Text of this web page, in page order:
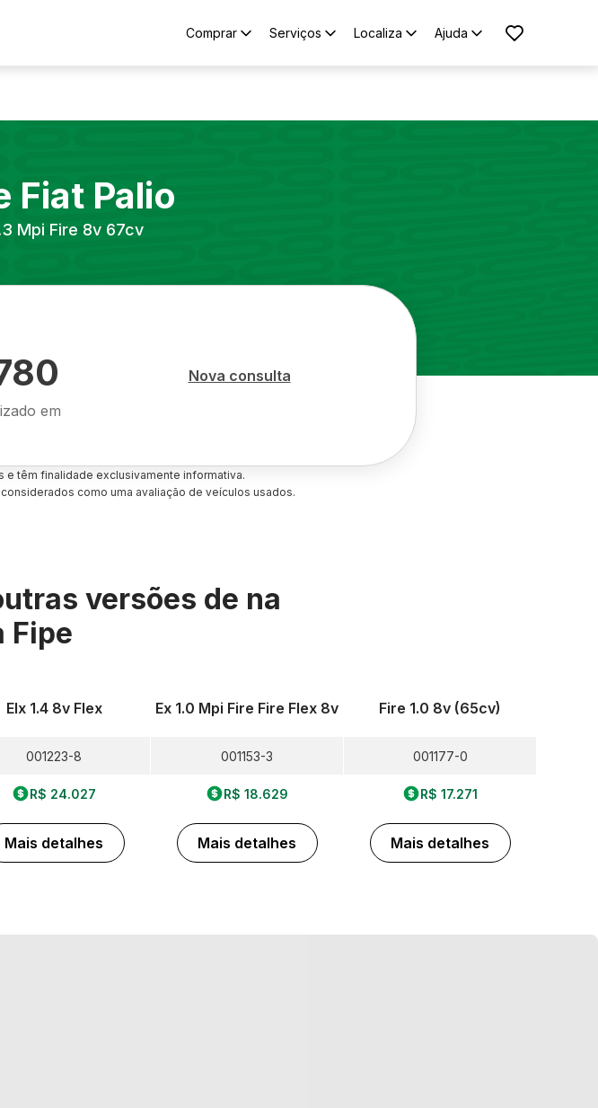
Comprar Serviços Localiza Ajuda
Fiat Palio
Mpi Fire 8v 67cv
em
Nova consulta
têm finalidade exclusivamente informativa.
como uma avaliação de veículos usados.
versões de na
Fipe
Elx 1.4 8v Flex
001223-8
R$ 24.027
Mais detalhes
Ex 1.0 Mpi Fire Fire Flex 8v
001153-3
R$ 18.629
Mais detalhes
Fire 1.0 8v (65cv)
001177-0
R$ 17.271
Mais detalhes